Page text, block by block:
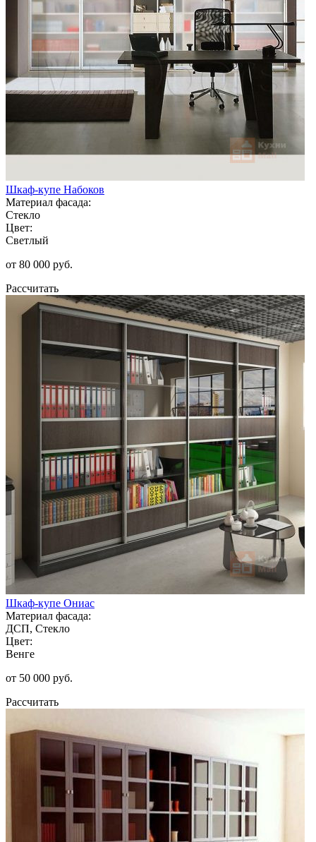
Шкаф-купе Набоков
Материал фасада:
Стекло
Цвет:
Светлый
от 80 000 руб.
Рассчитать
Шкаф-купе Ониас
Материал фасада:
ДСП, Стекло
Цвет:
Венге
от 50 000 руб.
Рассчитать